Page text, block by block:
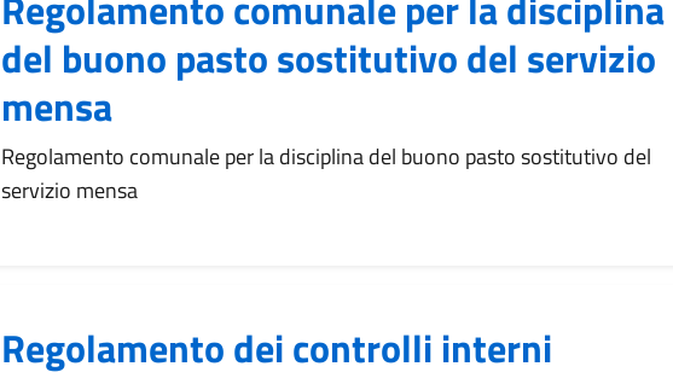
del buono pasto sostitutivo del servizio
mensa
Regolamento comunale per la disciplina del buono pasto sostitutivo del
servizio mensa
Regolamento dei controlli interni